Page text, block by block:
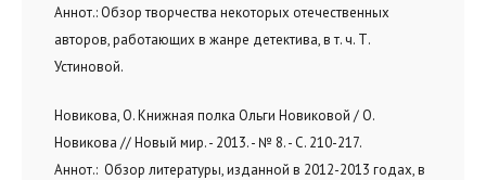
Аннот.: Обзор творчества некоторых отечественных
авторов, работающих в жанре детектива, в т. ч. Т.
Устиновой.
Новикова, О. Книжная полка Ольги Новиковой / О.
Новикова // Новый мир. - 2013. - № 8. - С. 210-217.
Аннот.: Обзор литературы, изданной в 2012-2013 годах, в